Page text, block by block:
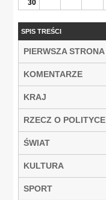
30
SPIS TREŚCI
PIERWSZA STRONA
KOMENTARZE
KRAJ
RZECZ O POLITYCE
ŚWIAT
KULTURA
SPORT